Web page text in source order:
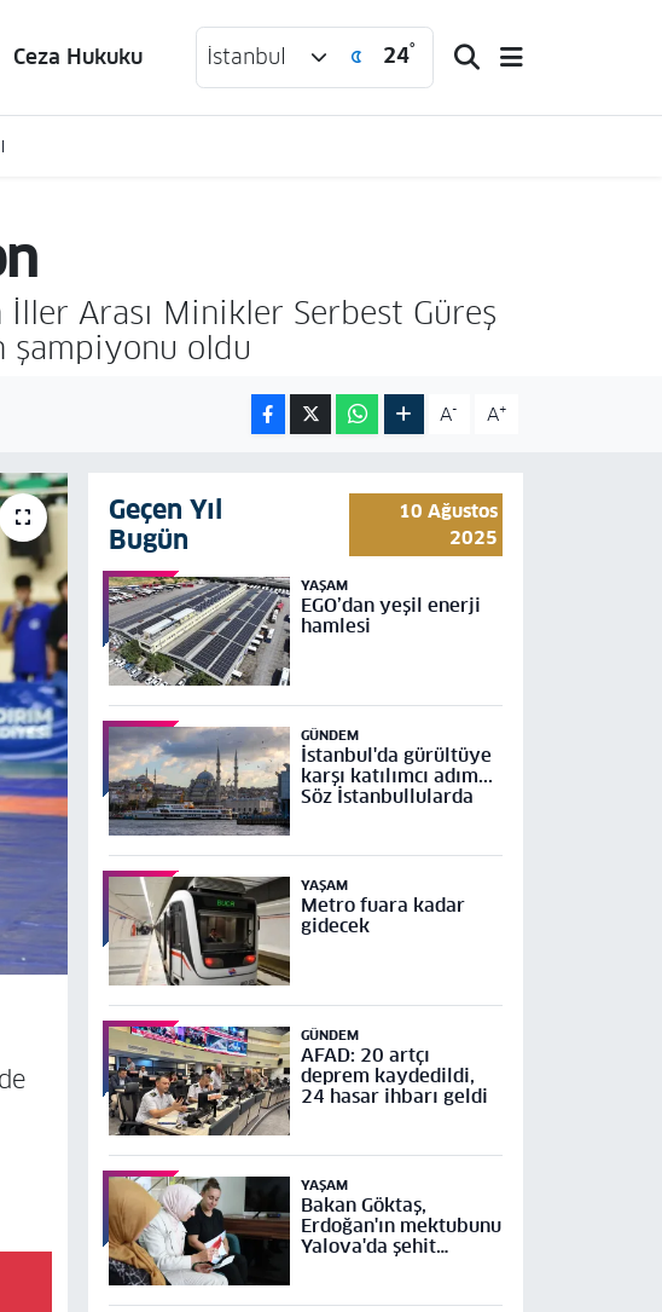
Ceza Hukuku İstanbul 24°
Arası Minikler Serbest Güreş
şampiyonu oldu
A- A+
Geçen Yıl
Bugün
10 Ağustos
2025
YAŞAM
EGO’dan yeşil enerji
hamlesi
GÜNDEM
İstanbul'da gürültüye
karşı katılımcı adım...
Söz İstanbullularda
YAŞAM
Metro fuara kadar
gidecek
GÜNDEM
AFAD: 20 artçı
deprem kaydedildi,
24 hasar ihbarı geldi
YAŞAM
Bakan Göktaş,
Erdoğan'ın mektubunu
Yalova'da şehit